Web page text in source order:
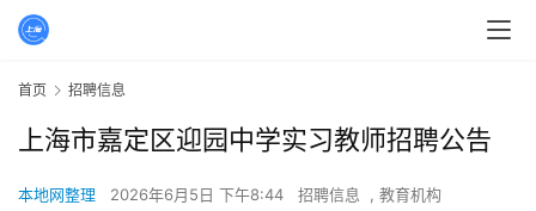
首页 招聘信息
上海市嘉定区迎园中学实习教师招聘公告
本地网整理 2026年6月5日 下午8:44 招聘信息 , 教育机构